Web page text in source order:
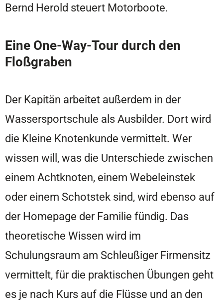
Bernd Herold steuert Motorboote.
Eine One-Way-Tour durch den
Floßgraben
Der Kapitän arbeitet außerdem in der
Wassersportschule als Ausbilder. Dort wird
die Kleine Knotenkunde vermittelt. Wer
wissen will, was die Unterschiede zwischen
einem Achtknoten, einem Webeleinstek
oder einem Schotstek sind, wird ebenso auf
der Homepage der Familie fündig. Das
theoretische Wissen wird im
Schulungsraum am Schleußiger Firmensitz
vermittelt, für die praktischen Übungen geht
es je nach Kurs auf die Flüsse und an den